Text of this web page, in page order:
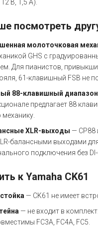
В, 1,5 А).
посмотреть
молоточковая
GHS с
Для пианистов,
61-клавишный FSB не
88-клавишный диапазон
предлагает 88
XLR-выходы — CP88
балансными выходами
подключения без DI-
к Yamaha CK61
— CK61 не имеет
— не входит в
FC3A, FC4A, FC5.